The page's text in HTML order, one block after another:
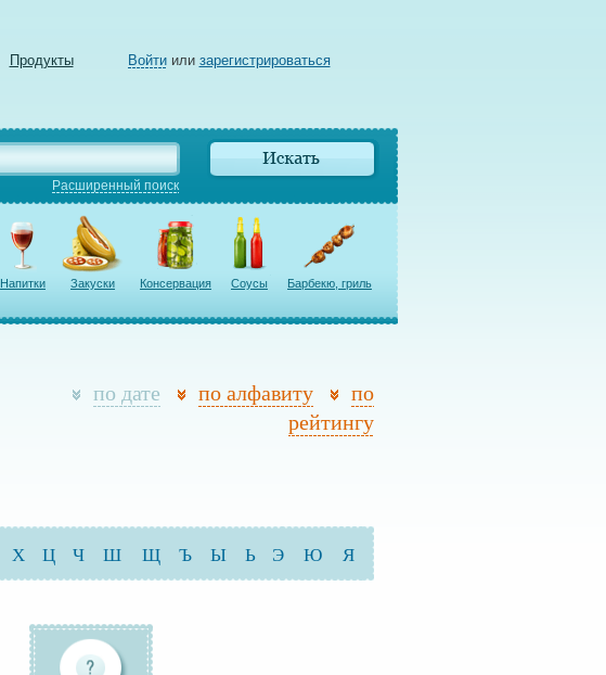
Продукты Войтиили зарегистрироваться
Расширенный поиск
Напитки Закуски Консервация Соусы Барбекю, гриль
по дате по алфавиту
по
рейтингу
Х Ц Ч Ш Щ Ъ Ы Ь Э Ю Я